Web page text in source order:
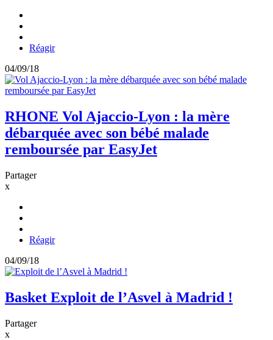
Réagir
04/09/18
RHONE Vol Ajaccio-Lyon : la mère
débarquée avec son bébé malade
remboursée par EasyJet
Partager
x
Réagir
04/09/18
Basket Exploit de l’Asvel à Madrid !
Partager
x